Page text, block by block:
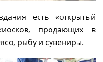
есть «открытый
продающих в
рыбу и сувениры.